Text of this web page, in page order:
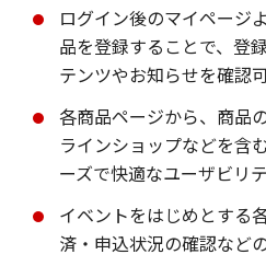
ログイン後のマイページ
品を登録することで、登
テンツやお知らせを確認
各商品ページから、商品
ラインショップなどを含
ーズで快適なユーザビリ
イベントをはじめとする
済・申込状況の確認など